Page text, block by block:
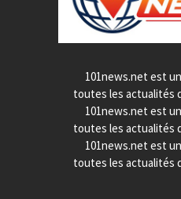
101news.net est
toutes les actualités
101news.net est
toutes les actualités
101news.net est
toutes les actualités